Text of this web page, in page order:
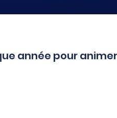
année pour